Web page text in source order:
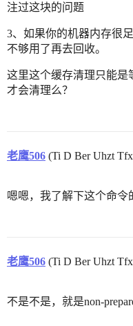
注过这块的问题
3、如果你的机器内存很
不够用了再去回收。
这里这个缓存清理只能是
才会清理么？
老鹰506 (Ti D Ber Uhzt
嗯嗯，我了解下这个命令
老鹰506 (Ti D Ber Uhzt
不是不是，就是non-